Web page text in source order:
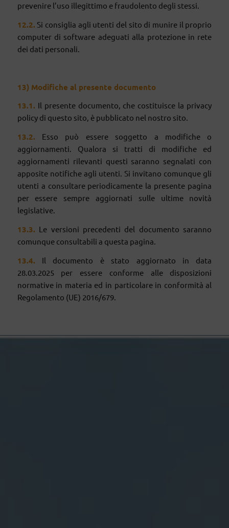
prevenire l’uso illegittimo e fraudolento degli stessi.
1 2.2. Si consiglia agli utenti del sito di munire il proprio
computer di software adeguati alla protezione in rete
dei dati personali.
13) Modifiche al presente documento
13.1. Il presente documento, che costituisce la privacy
policy di questo sito, è pubblicato nel nostro sito.
13.2. Esso può essere soggetto a modifiche o
aggiornamenti. Qualora si tratti di modifiche ed
aggiornamenti rilevanti questi saranno segnalati con
apposite notifiche agli utenti. Si invitano comunque gli
utenti a consultare periodicamente la presente pagina
per essere sempre aggiornati sulle ultime novità
legislative.
13.3. Le versioni precedenti del documento saranno
comunque consultabili a questa pagina.
13.4. Il documento è stato aggiornato in data
28.03.2025 per essere conforme alle disposizioni
normative in materia ed in particolare in conformità al
Regolamento (UE) 2016/679.